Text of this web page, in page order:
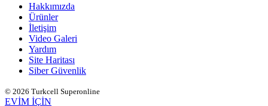
Hakkımızda
Ürünler
İletişim
Video Galeri
Yardım
Site Haritası
Siber Güvenlik
© 2026 Turkcell Superonline
EVİM İÇİN